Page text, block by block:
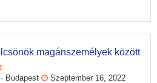
magánszemélyek között
Budapest Szeptember 16, 2022